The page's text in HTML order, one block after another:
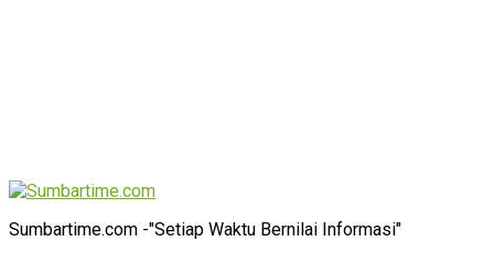
Sumbartime.com -"Setiap Waktu Bernilai Informasi"